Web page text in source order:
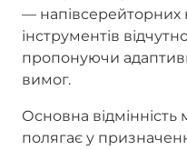
— напівсерейторних
інструментів
пропонуючи
вимог.
Основна
полягає у